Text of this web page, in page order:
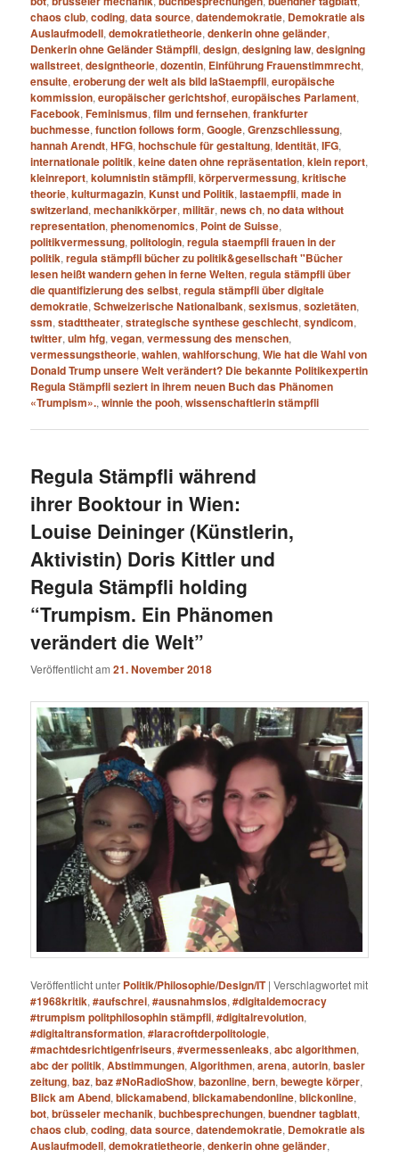
chaos club,coding,data source,datendemokratie, Demokratie als
Auslaufmodell,demokratietheorie,denkerin ohne geländer,
Denkerin ohne Geländer Stämpfli,design,designing law,designing
wallstreet,designtheorie,dozentin, Einführung Frauenstimmrecht,
ensuite,eroberung der welt als bild laStaempfli,europäische
kommission,europäischer gerichtshof,europäisches Parlament,
Facebook,Feminismus,film und fernsehen,frankfurter
buchmesse,function follows form,Google,Grenzschliessung,
hannah Arendt,HFG,hochschule für gestaltung,Identität,IFG,
internationale politik,keine daten ohne repräsentation,klein report,
kleinreport,kolumnistin stämpfli,körpervermessung,kritische
theorie,kulturmagazin,Kunst und Politik,lastaempfli,made in
switzerland,mechanikkörper,militär,news ch,no data without
representation,phenomenomics, Point de Suisse,
politikvermessung,politologin,regula staempfli frauen in der
politik,regula stämpfli bücher zu politik&gesellschaft "Bücher
lesen heißt wandern gehen in ferne Welten,regula stämpfli über
die quantifizierung des selbst,regula stämpfli über digitale
demokratie,Schweizerische Nationalbank,sexismus,sozietäten,
ssm,stadttheater,strategische synthese geschlecht,syndicom,
twitter,ulm hfg,vegan,vermessung des menschen,
vermessungstheorie,wahlen,wahlforschung,Wie hat die Wahl von
Donald Trump unsere Welt verändert? Die bekannte Politikexpertin
Regula Stämpfli seziert in ihrem neuen Buch das Phänomen
«Trumpism».,winnie the pooh,wissenschaftlerin stämpfli
Regula Stämpfli während
ihrer Booktour in Wien:
Louise Deininger (Künstlerin,
Aktivistin) Doris Kittler und
Regula Stämpfli holding
“Trumpism. Ein Phänomen
verändert die Welt”
Veröffentlicht am21. November 2018
Veröffentlicht unter Politik/Philosophie/Design/IT |Verschlagwortet mit
#1968kritik,#aufschrei,#ausnahmslos,#digitaldemocracy
#trumpism politphilosophin stämpfli,#digitalrevolution,
#digitaltransformation,#laracroftderpolitologie,
#machtdesrichtigenfriseurs,#vermessenleaks,abc algorithmen,
abc der politik,Abstimmungen,Algorithmen,arena,autorin,basler
zeitung,baz,baz #NoRadioShow,bazonline,bern,bewegte körper,
Blick am Abend,blickamabend,blickamabendonline,blickonline,
bot,brüsseler mechanik,buchbesprechungen,buendner tagblatt,
chaos club,coding,data source,datendemokratie, Demokratie als
Auslaufmodell,demokratietheorie,denkerin ohne geländer,